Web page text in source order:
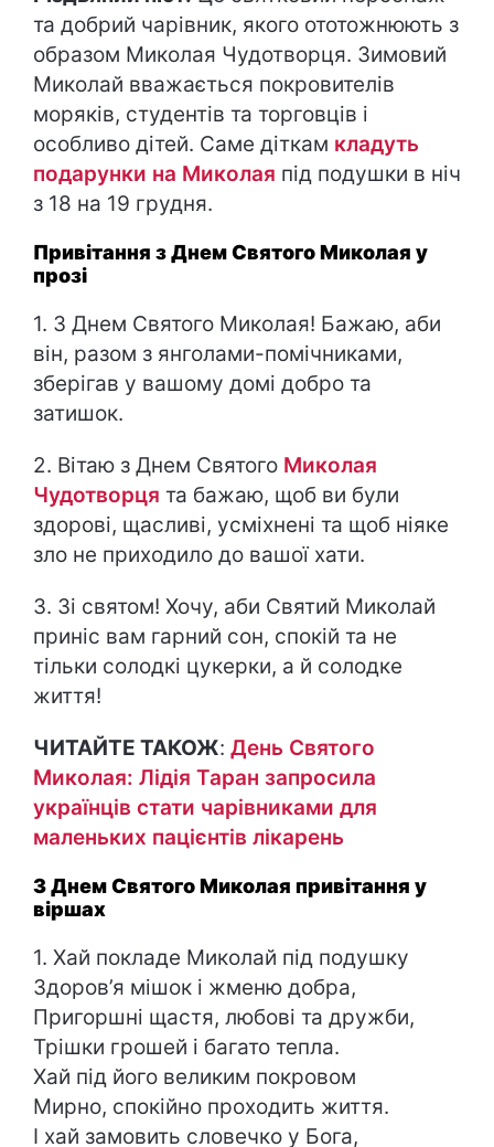
та добрий чарівник, якого ототожнюють з
образом Миколая Чудотворця. Зимовий
Миколай вважається покровителів
моряків, студентів та торговців і
особливо дітей. Саме діткам кладуть
подарунки на Миколая під подушки в ніч
з 18 на 19 грудня.
Привітання з Днем Святого Миколая у
прозі
1. З Днем Святого Миколая! Бажаю, аби
він, разом з янголами-помічниками,
зберігав у вашому домі добро та
затишок.
2. Вітаю з Днем Святого Миколая
Чудотворця та бажаю, щоб ви були
здорові, щасливі, усміхнені та щоб ніяке
зло не приходило до вашої хати.
3. Зі святом! Хочу, аби Святий Миколай
приніс вам гарний сон, спокій та не
тільки солодкі цукерки, а й солодке
життя!
ЧИТАЙТЕ ТАКОЖ: День Святого
Миколая: Лідія Таран запросила
українців стати чарівниками для
маленьких пацієнтів лікарень
З Днем Святого Миколая привітання у
віршах
1. Хай покладе Миколай під подушку
Здоров’я мішок і жменю добра,
Пригоршні щастя, любові та дружби,
Трішки грошей і багато тепла.
Хай під його великим покровом
Мирно, спокійно проходить життя.
І хай замовить словечко у Бога,